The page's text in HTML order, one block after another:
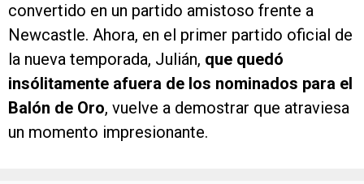
convertido en un partido amistoso frente a
Newcastle. Ahora, en el primer partido oficial de
la nueva temporada, Julián, que quedó
insólitamente afuera de los nominados para el
Balón de Oro, vuelve a demostrar que atraviesa
un momento impresionante.